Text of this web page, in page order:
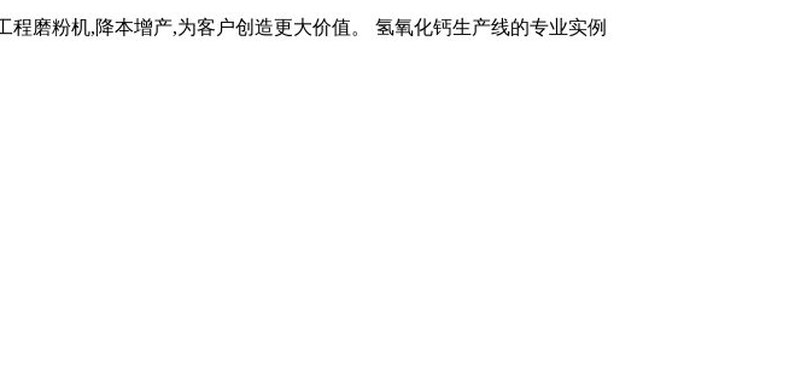
磨粉机,降本增产,为客户创造更大价值。 氢氧化钙生产线的专业实例